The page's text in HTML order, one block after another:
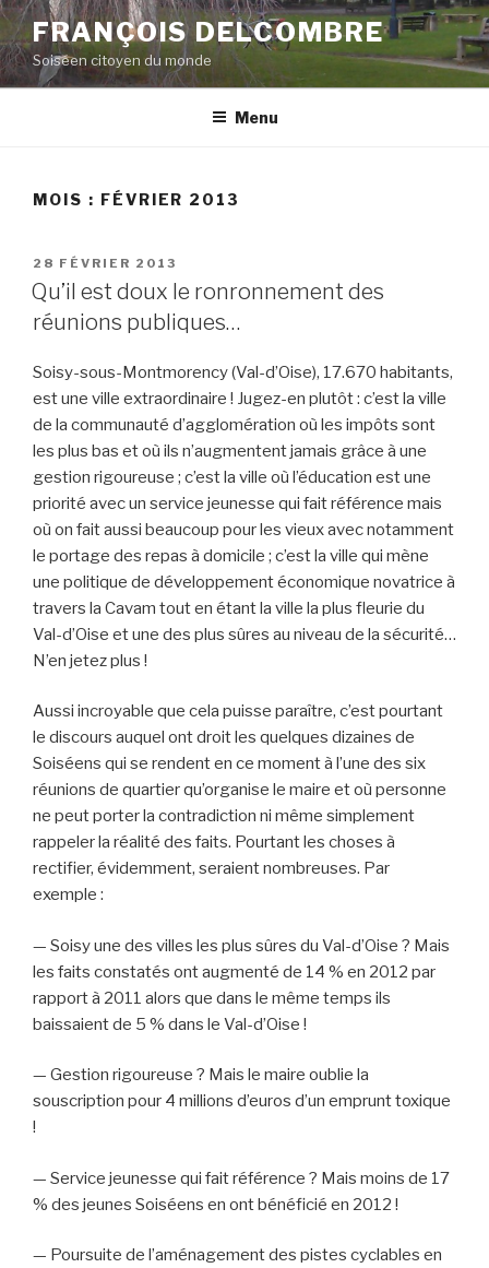
Aller
au
contenu
principal
FRANÇOIS DELCOMBRE
Soiséen citoyen du monde
Menu
MOIS : FÉVRIER 2013
PUBLIÉ
LE
28 FÉVRIER 2013
Qu’il est doux le ronronnement des
réunions publiques…
Soisy-sous-Montmorency (Val-d’Oise), 17.670 habitants,
est une ville extraordinaire ! Jugez-en plutôt : c’est la ville
de la communauté d’agglomération où les impôts sont
les plus bas et où ils n’augmentent jamais grâce à une
gestion rigoureuse ; c’est la ville où l’éducation est une
priorité avec un service jeunesse qui fait référence mais
où on fait aussi beaucoup pour les vieux avec notamment
le portage des repas à domicile ; c’est la ville qui mène
une politique de développement économique novatrice à
travers la Cavam tout en étant la ville la plus fleurie du
Val-d’Oise et une des plus sûres au niveau de la sécurité…
N’en jetez plus !
Aussi incroyable que cela puisse paraître, c’est pourtant
le discours auquel ont droit les quelques dizaines de
Soiséens qui se rendent en ce moment à l’une des six
réunions de quartier qu’organise le maire et où personne
ne peut porter la contradiction ni même simplement
rappeler la réalité des faits. Pourtant les choses à
rectifier, évidemment, seraient nombreuses. Par
exemple :
— Soisy une des villes les plus sûres du Val-d’Oise ? Mais
les faits constatés ont augmenté de 14 % en 2012 par
rapport à 2011 alors que dans le même temps ils
baissaient de 5 % dans le Val-d’Oise !
— Gestion rigoureuse ? Mais le maire oublie la
souscription pour 4 millions d’euros d’un emprunt toxique
!
— Service jeunesse qui fait référence ? Mais moins de 17
% des jeunes Soiséens en ont bénéficié en 2012 !
— Poursuite de l’aménagement des pistes cyclables en